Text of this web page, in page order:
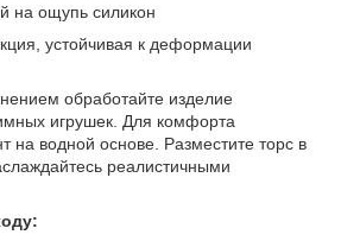
на ощупь силикон
устойчивая к деформации
обработайте изделие
игрушек. Для комфорта
на водной основе. Разместите торс в
реалистичными